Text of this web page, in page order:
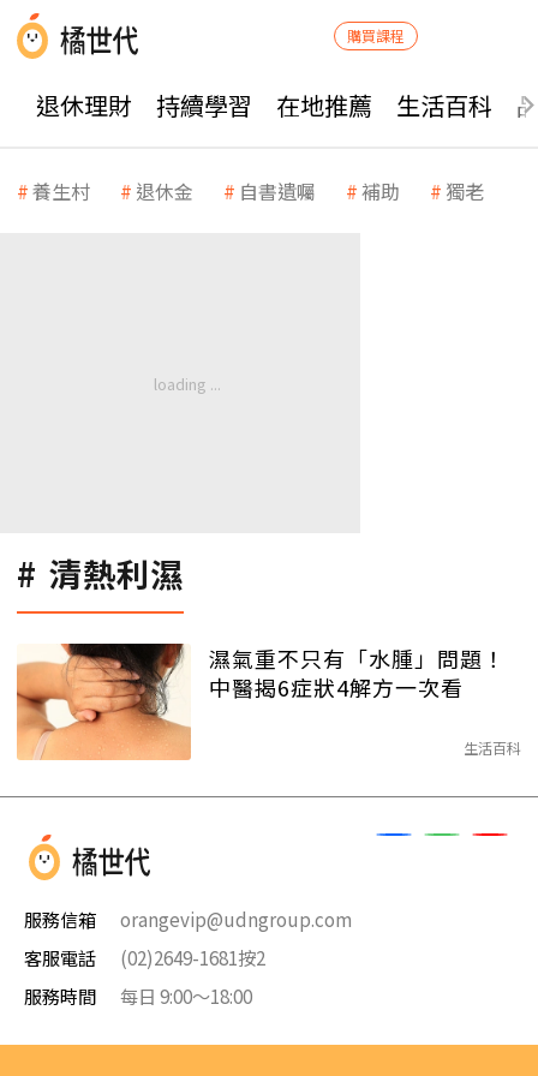
購買課程
退休理財 持續學習 在地推薦 生活百科
養生村 退休金 自書遺囑 補助 獨老
清熱利濕
濕氣重不只有「水腫」問題！
中醫揭6症狀4解方一次看
生活百科
服務信箱
orangevip@udngroup.com
客服電話
(02)2649-1681按2
服務時間
每日 9:00～18:00